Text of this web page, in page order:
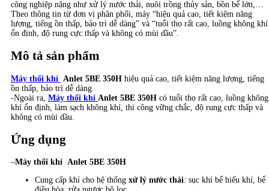
công nghiệp nặng như xử lý nước thải, nuôi trồng thủy sản, bồn bể lớn,…
Theo thông tin từ đơn vị phân phối, máy “hiệu quả cao, tiết kiệm năng
lượng, tiếng ồn thấp, bảo trì dễ dàng” và “tuổi thọ rất cao, luồng không khí
ổn định, độ rung cực thấp và không có mùi dầu”.
Mô tả sản phẩm
Máy thổi khí Anlet 5BE 350H hiệu quả cao, tiết kiệm năng lượng, tiếng
ồn thấp, bảo trì dễ dàng.
-Ngoài ra, Máy thổi khí Anlet 5BE 350H có tuổi thọ rất cao, luồng không
khí ổn định, làm sạch không khí, thi công vững chắc, độ rung cực thấp và
không có mùi dầu.
Ứng dụng
–Máy thổi khí Anlet 5BE 350H
Cung cấp khí cho hệ thống xử lý nước thải: sục khí bể hiếu khí, bể